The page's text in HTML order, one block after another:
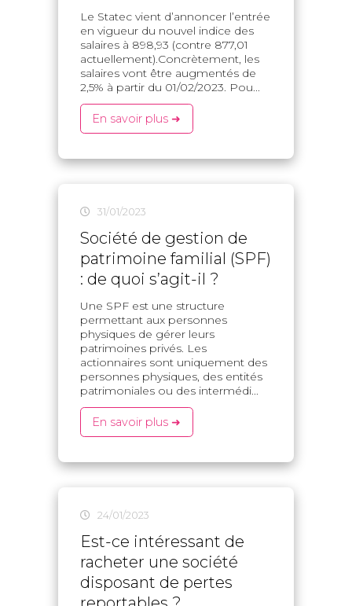
Le Statec vient d’annoncer l’entrée
en vigueur du nouvel indice des
salaires à 898,93 (contre 877,01
actuellement).Concrètement, les
salaires vont être augmentés de
2,5% à partir du 01/02/2023. Pou...
En savoir plus ➜
31/01/2023
Société de gestion de
patrimoine familial (SPF)
: de quoi s’agit-il ?
Une SPF est une structure
permettant aux personnes
physiques de gérer leurs
patrimoines privés. Les
actionnaires sont uniquement des
personnes physiques, des entités
patrimoniales ou des intermédi...
En savoir plus ➜
24/01/2023
Est-ce intéressant de
racheter une société
disposant de pertes